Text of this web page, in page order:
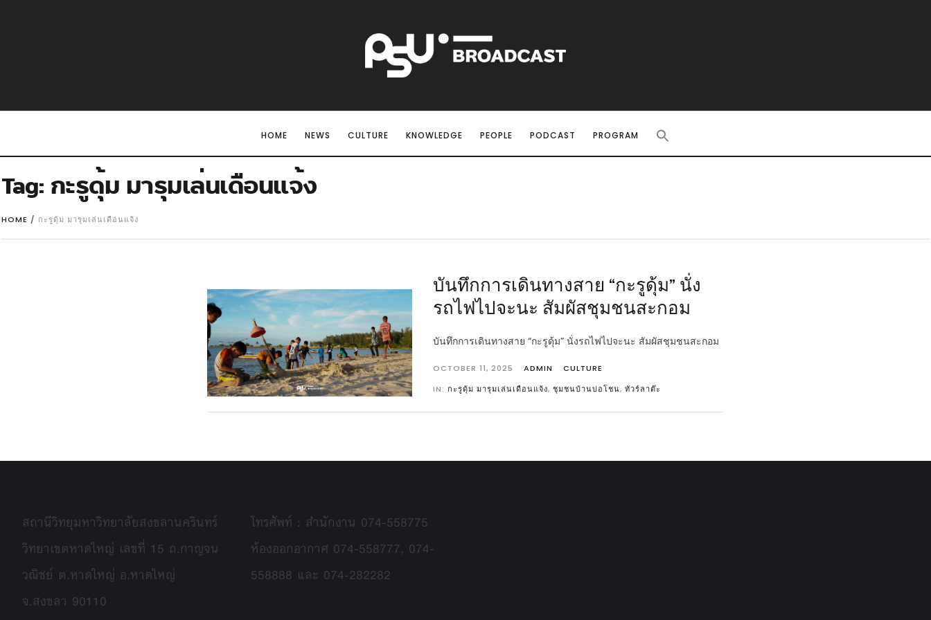
HOME NEWS CULTURE KNOWLEDGE PEOPLE PODCAST PROGRAM
Tag: กะรูดุ้ม มารุมเล่นเดือนแจ้ง
HOME / กะรูดุ้ม มารุมเล่นเดือนแจ้ง
บันทึกการเดินทางสาย “กะรูดุ้ม” นั่ง
รถไฟไปจะนะ สัมผัสชุมชนสะกอม
บันทึกการเดินทางสาย “กะรูดุ้ม” นั่งรถไฟไปจะนะ สัมผัสชุมชนสะกอม
OCTOBER 11, 2025 ADMIN
CULTURE
IN: กะรูดุ้ม มารุมเล่นเดือนแจ้ง, ชุมชนบ้านบ่อโชน, ทัวร์ลาต๊ะ
สถานีวิทยุมหาวิทยาลัยสงขลานครินทร์
วิทยาเขตหาดใหญ่ เลขที่ 15 ถ.กาญจน
วณิชย์ ต.หาดใหญ่ อ.หาดใหญ่
จ.สงขลา 90110
โทรศัพท์ : สำนักงาน 074-558775
ห้องออกอากาศ 074-558777, 074-
558888 และ 074-282282